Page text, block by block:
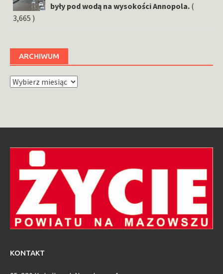
były pod wodą na wysokości Annopola. (
3,665 )
ARCHIWUM
Archiwum
KONTAKT